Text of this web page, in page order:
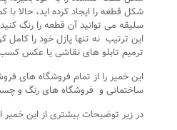
شکل قطعه را ایجاد کرده اید، حالا
سلیقه می توانید آن قطعه را رنگ
این ترتیب نه تنها پازل خود را کامل
ترمیم تابلو های نقاشی یا عکس
این خمیر را از تمام فروشگاه های
ساختمانی و فروشگاه های رنگ و چسب
در زیر توضیحات بیشتری از این خمیر